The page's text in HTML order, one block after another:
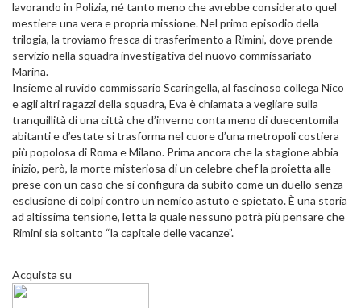
lavorando in Polizia, né tanto meno che avrebbe considerato quel
mestiere una vera e propria missione. Nel primo episodio della
trilogia, la troviamo fresca di trasferimento a Rimini, dove prende
servizio nella squadra investigativa del nuovo commissariato
Marina.
Insieme al ruvido commissario Scaringella, al fascinoso collega Nico
e agli altri ragazzi della squadra, Eva è chiamata a vegliare sulla
tranquillità di una città che d’inverno conta meno di duecentomila
abitanti e d’estate si trasforma nel cuore d’una metropoli costiera
più popolosa di Roma e Milano. Prima ancora che la stagione abbia
inizio, però, la morte misteriosa di un celebre chef la proietta alle
prese con un caso che si configura da subito come un duello senza
esclusione di colpi contro un nemico astuto e spietato. È una storia
ad altissima tensione, letta la quale nessuno potrà più pensare che
Rimini sia soltanto “la capitale delle vacanze”.
Acquista su